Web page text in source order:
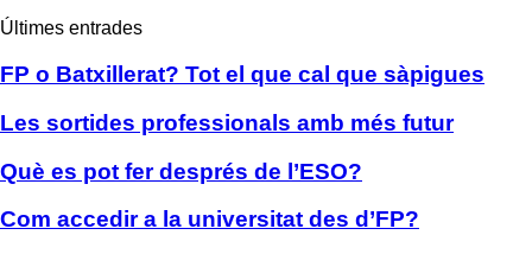
Últimes entrades
FP o Batxillerat? Tot el que cal que sàpigues
Les sortides professionals amb més futur
Què es pot fer després de l’ESO?
Com accedir a la universitat des d’FP?